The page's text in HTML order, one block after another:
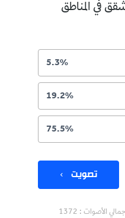
في المناطق
5.3%
19.2%
75.5%
تصويت
الأصوات : 1372